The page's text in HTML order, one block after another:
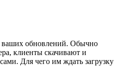
ваших обновлений. Обычно
клиенты скачивают и
Для чего им ждать загрузку